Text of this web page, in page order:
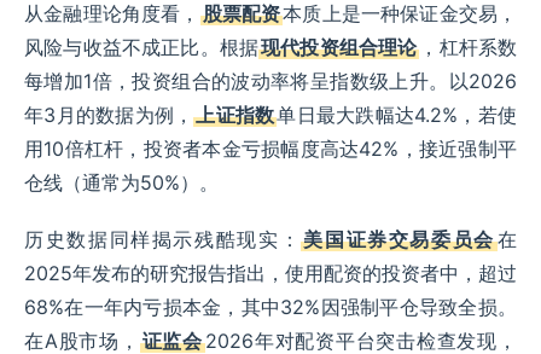
从金融理论角度看， 股票配资本质上是一种保证金交易，
风险与收益不成正比。根据现代投资组合理论 ，杠杆系数
每增加1倍，投资组合的波动率将呈指数级上升。以2026
年3月的数据为例，上证指数单日最大跌幅达4.2%，若使
用10倍杠杆，投资者本金亏损幅度高达42%，接近强制平
仓线（通常为50%）。
历史数据同样揭示残酷现实：美国证券交易委员会在
2025年发布的研究报告指出，使用配资的投资者中，超过
68%在一年内亏损本金，其中32%因强制平仓导致全损。
在A股市场， 证监会2026年对配资平台突击检查发现，